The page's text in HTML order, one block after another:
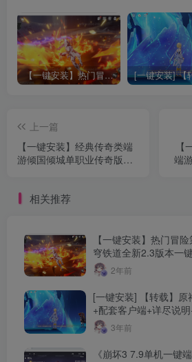
【一键安装】热门冒险策略类游戏崩坏：星穹铁道全新2.3版本一键端+一键代理+一键启动+免虚拟机
上一篇
【一键安装】经典传奇类端
游倾国倾城单职业传奇版本
+配套网站+多色光柱
端
相关推荐
【一键安装】热门冒
穹铁道全新2.3版本一
动+免虚拟机
2年前
[一键安装] 【转载】
+配套客户端+详尽说
文件3年前
《崩坏3 7.9单机一键